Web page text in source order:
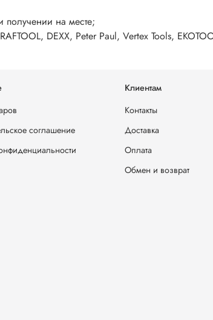
получении на месте;
DEXX, Peter Paul, Vertex Tools,
соглашение
Клиентам
Контакты
Доставка
Оплата
Обмен и возврат